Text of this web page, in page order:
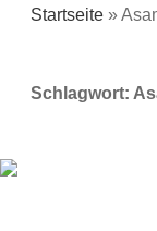
Startseite »
Schlagwort: